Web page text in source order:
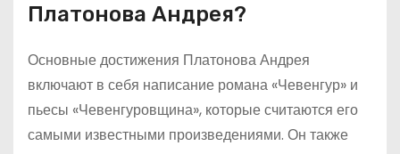
Платонова Андрея?
Основные достижения Платонова Андрея
включают в себя написание романа «Чевенгур» и
пьесы «Чевенгуровщина», которые считаются его
самыми известными произведениями. Он также